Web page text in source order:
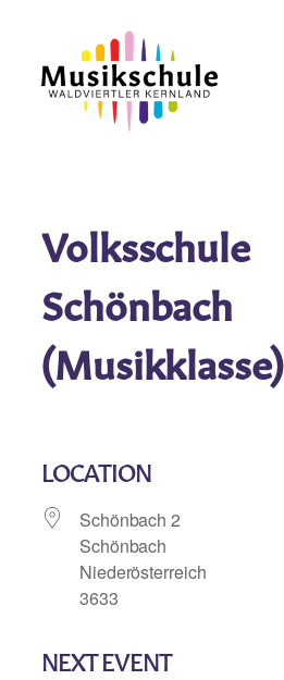
springen
Volksschule
Schönbach
(Musikklasse)
LOCATION
Schönbach 2
Schönbach
Niederösterreich
3633
NEXT EVENT